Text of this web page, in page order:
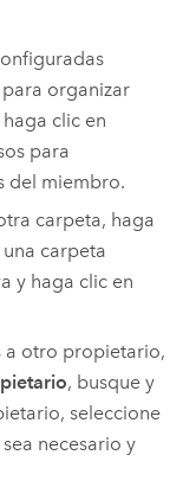
organizar
clic en
para
del miembro.
carpeta, haga
carpeta
y haga clic en
a otro propietario,
, busque y
seleccione
necesario y